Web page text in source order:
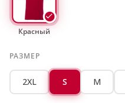
Красный
РАЗМЕР
2XL S M